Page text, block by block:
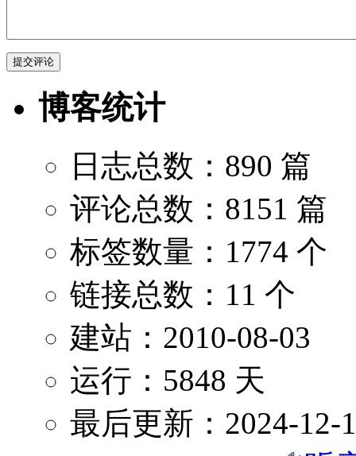
博客统计
日志总数：890 篇
评论总数：8151 篇
标签数量：1774 个
链接总数：11 个
建站：2010-08-03
运行：5848 天
最后更新：2024-12-